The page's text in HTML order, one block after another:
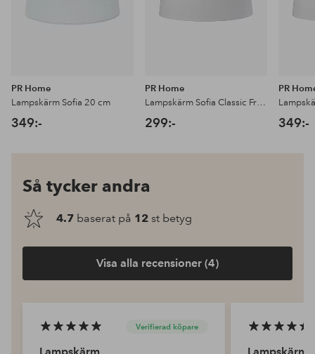
PR Home
Lampskärm Sofia 20 cm
349:-
PR Home
Lampskärm Sofia Classic Franza 25 cm
299:-
PR
349:-
Så tycker andra
4.7 baserat på 12 st betyg
Visa alla recensioner (4)
Verifierad köpare